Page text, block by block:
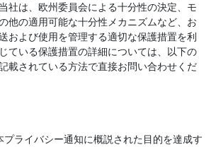
社は、欧州委員会による十分性の決定、モ
他の適用可能な十分性メカニズムなど、お
および使用を管理する適切な保護措置を利
ている保護措置の詳細については、以下の
載されている方法で直接お問い合わせくだ
プライバシー通知に概説された目的を達成す